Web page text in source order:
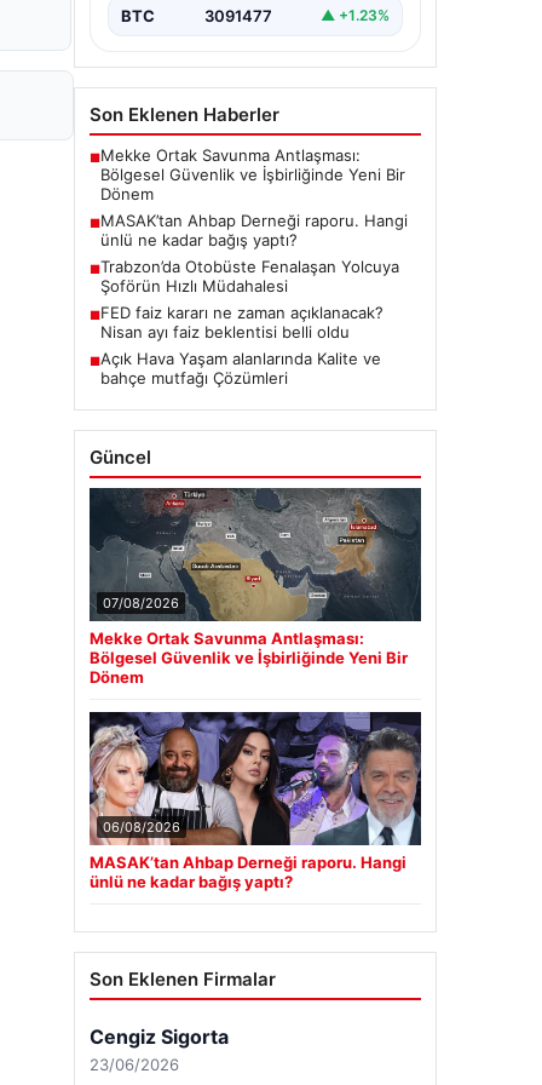
BTC 3091477 ▲ +1.23%
Son Eklenen Haberler
■Mekke Ortak Savunma Antlaşması:
Bölgesel Güvenlik ve İşbirliğinde Yeni Bir
Dönem
■MASAK’tan Ahbap Derneği raporu. Hangi
ünlü ne kadar bağış yaptı?
■Trabzon’da Otobüste Fenalaşan Yolcuya
Şoförün Hızlı Müdahalesi
■FED faiz kararı ne zaman açıklanacak?
Nisan ayı faiz beklentisi belli oldu
■Açık Hava Yaşam alanlarında Kalite ve
bahçe mutfağı Çözümleri
Güncel
07/08/2026
Mekke Ortak Savunma Antlaşması:
Bölgesel Güvenlik ve İşbirliğinde Yeni Bir
Dönem
06/08/2026
MASAK’tan Ahbap Derneği raporu. Hangi
ünlü ne kadar bağış yaptı?
Son Eklenen Firmalar
Cengiz Sigorta
23/06/2026